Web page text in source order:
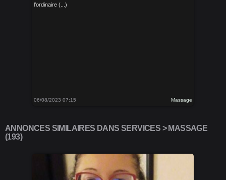
l’ordinaire (...)
06/08/2023 07:15 Massage
ANNONCES SIMILAIRES DANS SERVICES > MASSAGE
(193)